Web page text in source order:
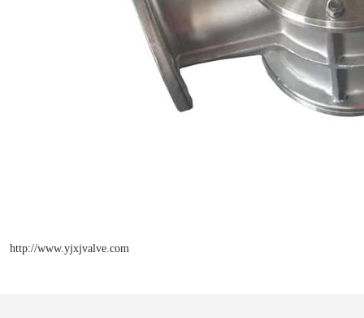
http://www.yjxjvalve.com